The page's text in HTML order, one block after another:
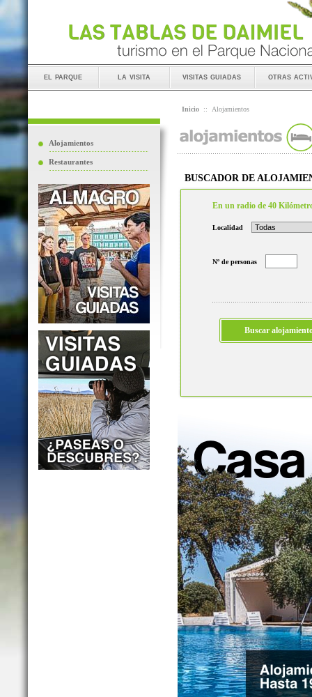
el parque la visita visitas guiadas otras
Alojamientos
Restaurantes
Inicio :: Alojamientos
BUSCADOR DE
En un radio de 40
Localidad
Nº de personas